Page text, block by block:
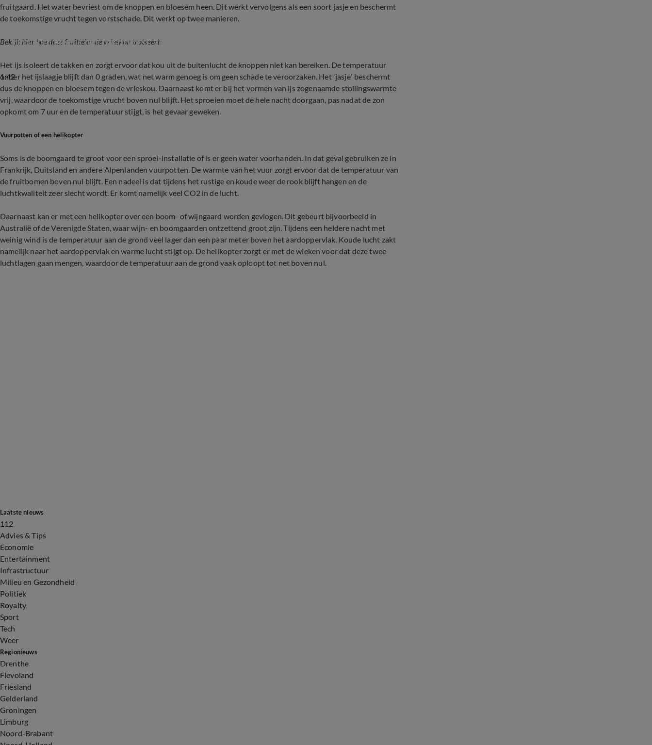
fruitgaard. Het water bevriest om de knoppen en bloesem heen. Dit werkt vervolgens als een soort jasje en beschermt
de toekomstige vrucht tegen vorstschade. Dit werkt op twee manieren.
Bekijk hier hoe deze fruitteler de vrieskou trotseert:
1:42
Eind april ineens nog nachtvorst, zo redden fruittelers hun oogst
Het ijs isoleert de takken en zorgt ervoor dat kou uit de buitenlucht de knoppen niet kan bereiken. De temperatuur
onder het ijslaagje blijft dan 0 graden, wat net warm genoeg is om geen schade te veroorzaken. Het ‘jasje’ beschermt
dus de knoppen en bloesem tegen de vrieskou. Daarnaast komt er bij het vormen van ijs zogenaamde stollingswarmte
vrij, waardoor de toekomstige vrucht boven nul blijft. Het sproeien moet de hele nacht doorgaan, pas nadat de zon
opkomt om 7 uur en de temperatuur stijgt, is het gevaar geweken.
Vuurpotten of een helikopter
Soms is de boomgaard te groot voor een sproei-installatie of is er geen water voorhanden. In dat geval gebruiken ze in
Frankrijk, Duitsland en andere Alpenlanden vuurpotten. De warmte van het vuur zorgt ervoor dat de temperatuur van
de fruitbomen boven nul blijft. Een nadeel is dat tijdens het rustige en koude weer de rook blijft hangen en de
luchtkwaliteit zeer slecht wordt. Er komt namelijk veel CO2 in de lucht.
Daarnaast kan er met een helikopter over een boom- of wijngaard worden gevlogen. Dit gebeurt bijvoorbeeld in
Australië of de Verenigde Staten, waar wijn- en boomgaarden ontzettend groot zijn. Tijdens een heldere nacht met
weinig wind is de temperatuur aan de grond veel lager dan een paar meter boven het aardoppervlak. Koude lucht zakt
namelijk naar het aardoppervlak en warme lucht stijgt op. De helikopter zorgt er met de wieken voor dat deze twee
luchtlagen gaan mengen, waardoor de temperatuur aan de grond vaak oploopt tot net boven nul.
Laatste nieuws
112
Advies & Tips
Economie
Entertainment
Infrastructuur
Milieu en Gezondheid
Politiek
Royalty
Sport
Tech
Weer
Regionieuws
Drenthe
Flevoland
Friesland
Gelderland
Groningen
Limburg
Noord-Brabant